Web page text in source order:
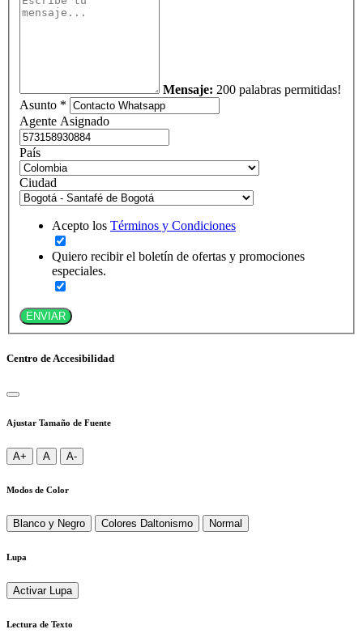
Mensaje: 200 palabras permitidas!
Asunto *
Agente Asignado
País
Ciudad
Acepto los Términos y Condiciones
Quiero recibir el boletín de ofertas y promociones
especiales.
ENVIAR
Centro de Accesibilidad
Ajustar Tamaño de Fuente
A+ A A-
Modos de Color
Blanco y Negro Colores Daltonismo Normal
Lupa
Activar Lupa
Lectura de Texto